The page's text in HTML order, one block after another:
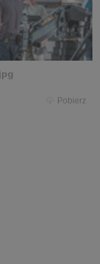
Pobierz